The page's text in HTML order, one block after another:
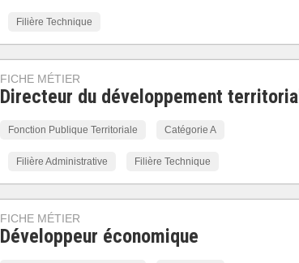
Filière Technique
FICHE MÉTIER
Directeur du développement territorial
Fonction Publique Territoriale Catégorie A
Filière Administrative Filière Technique
FICHE MÉTIER
Développeur économique